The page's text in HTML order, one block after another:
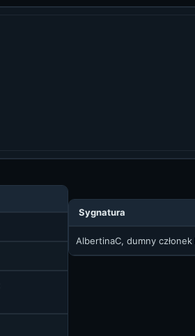
Sygnatura
AlbertinaC, dumny członek